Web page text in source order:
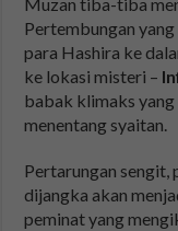
Muzan tiba-tiba
Pertembungan
para Hashira ke
ke lokasi misteri –
babak klimaks yang
menentang syaitan.
Pertarungan sengit,
dijangka akan
peminat yang